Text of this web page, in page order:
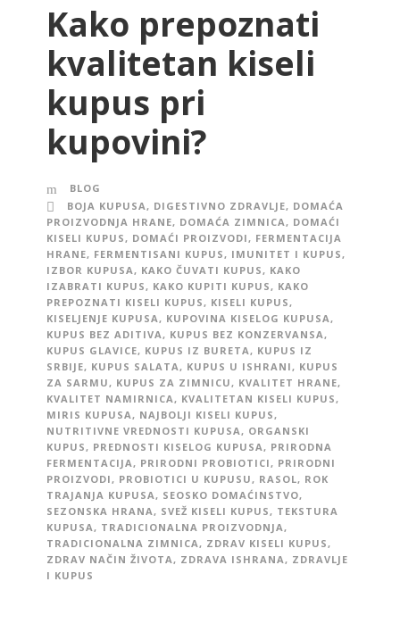
Kako prepoznati
kvalitetan kiseli
kupus pri
kupovini?
BLOG
BOJA KUPUSA, DIGESTIVNO ZDRAVLJE, DOMAĆA
PROIZVODNJA HRANE, DOMAĆA ZIMNICA, DOMAĆI
KISELI KUPUS, DOMAĆI PROIZVODI, FERMENTACIJA
HRANE, FERMENTISANI KUPUS, IMUNITET I KUPUS,
IZBOR KUPUSA, KAKO ČUVATI KUPUS, KAKO
IZABRATI KUPUS, KAKO KUPITI KUPUS, KAKO
PREPOZNATI KISELI KUPUS, KISELI KUPUS,
KISELJENJE KUPUSA, KUPOVINA KISELOG KUPUSA,
KUPUS BEZ ADITIVA, KUPUS BEZ KONZERVANSA,
KUPUS GLAVICE, KUPUS IZ BURETA, KUPUS IZ
SRBIJE, KUPUS SALATA, KUPUS U ISHRANI, KUPUS
ZA SARMU, KUPUS ZA ZIMNICU, KVALITET HRANE,
KVALITET NAMIRNICA, KVALITETAN KISELI KUPUS,
MIRIS KUPUSA, NAJBOLJI KISELI KUPUS,
NUTRITIVNE VREDNOSTI KUPUSA, ORGANSKI
KUPUS, PREDNOSTI KISELOG KUPUSA, PRIRODNA
FERMENTACIJA, PRIRODNI PROBIOTICI, PRIRODNI
PROIZVODI, PROBIOTICI U KUPUSU, RASOL, ROK
TRAJANJA KUPUSA, SEOSKO DOMAĆINSTVO,
SEZONSKA HRANA, SVEŽ KISELI KUPUS, TEKSTURA
KUPUSA, TRADICIONALNA PROIZVODNJA,
TRADICIONALNA ZIMNICA, ZDRAV KISELI KUPUS,
ZDRAV NAČIN ŽIVOTA, ZDRAVA ISHRANA, ZDRAVLJE
I KUPUS